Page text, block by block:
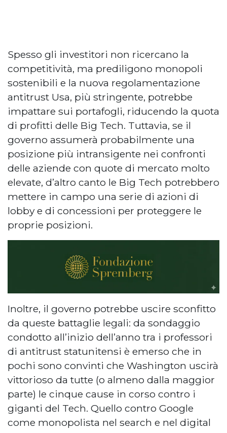
Spesso gli investitori non ricercano la
competitività, ma prediligono monopoli
sostenibili e la nuova regolamentazione
antitrust Usa, più stringente, potrebbe
impattare sui portafogli, riducendo la quota
di profitti delle Big Tech. Tuttavia, se il
governo assumerà probabilmente una
posizione più intransigente nei confronti
delle aziende con quote di mercato molto
elevate, d’altro canto le Big Tech potrebbero
mettere in campo una serie di azioni di
lobby e di concessioni per proteggere le
proprie posizioni.
Inoltre, il governo potrebbe uscire sconfitto
da queste battaglie legali: da sondaggio
condotto all’inizio dell’anno tra i professori
di antitrust statunitensi è emerso che in
pochi sono convinti che Washington uscirà
vittorioso da tutte (o almeno dalla maggior
parte) le cinque cause in corso contro i
giganti del Tech. Quello contro Google
come monopolista nel search e nel digital